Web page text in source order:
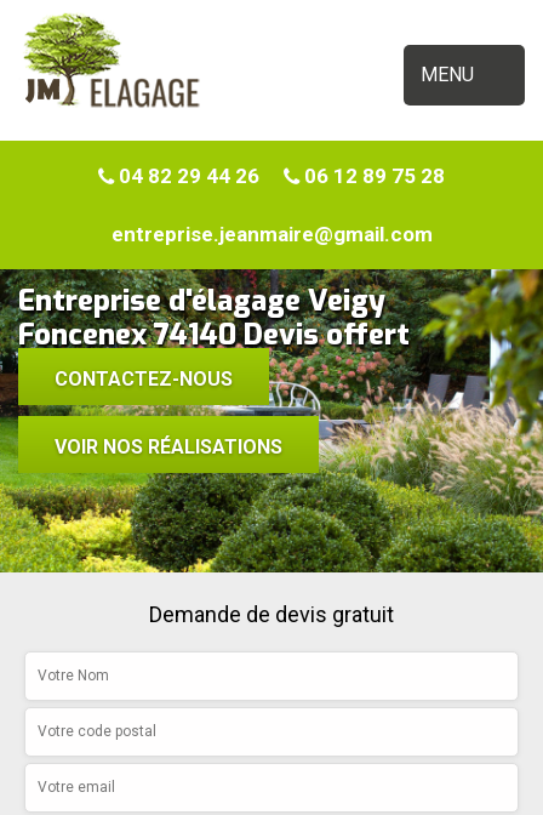
MENU
04 82 29 44 26 06 12 89 75 28
entreprise.jeanmaire@gmail.com
Entreprise d'élagage Veigy
Foncenex 74140 Devis offert
CONTACTEZ-NOUS
VOIR NOS RÉALISATIONS
Demande de devis gratuit